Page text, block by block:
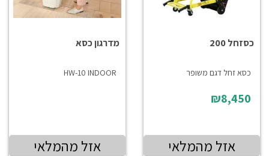
כסזחל 200
כסא זחל דגם משופר
₪8,450
אזל מהמלאי
מדרגון כסא
HW-10 INDOOR
אזל מהמלאי